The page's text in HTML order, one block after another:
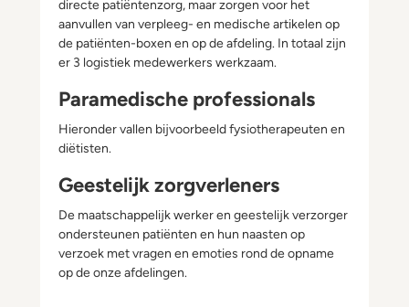
directe patiëntenzorg, maar zorgen voor het
aanvullen van verpleeg- en medische artikelen op
de patiënten-boxen en op de afdeling. In totaal zijn
er 3 logistiek medewerkers werkzaam.
Paramedische professionals
Hieronder vallen bijvoorbeeld fysiotherapeuten en
diëtisten.
Geestelijk zorgverleners
De maatschappelijk werker en geestelijk verzorger
ondersteunen patiënten en hun naasten op
verzoek met vragen en emoties rond de opname
op de onze afdelingen.